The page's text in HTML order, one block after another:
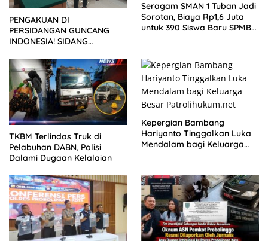
PENGAKUAN DI
PERSIDANGAN GUNCANG
INDONESIA! SIDANG
KELUARGA KORBAN
MENGAMUK DI PN MALANG
Seragam SMAN 1 Tuban Jadi
Sorotan, Biaya Rp1,6 Juta
untuk 390 Siswa Baru SPMB
TKBM Terlindas Truk di
Pelabuhan DABN, Polisi
Dalami Dugaan Kelalaian
Kepergian Bambang
Hariyanto Tinggalkan Luka
Mendalam bagi Keluarga